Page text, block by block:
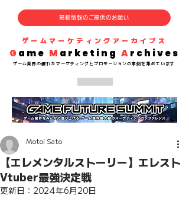
G ame M arketing Archives
​ゲーム業界の優れた マーケティングとプロモーションの事例を集めています
掲載情報のご提供のお願い
​ゲームマーケティングアーカイブス
【エレメンタルストーリー】エレスト
Vtuber最強決定戦
Motoi Sato
更新日： 2024年6月20日